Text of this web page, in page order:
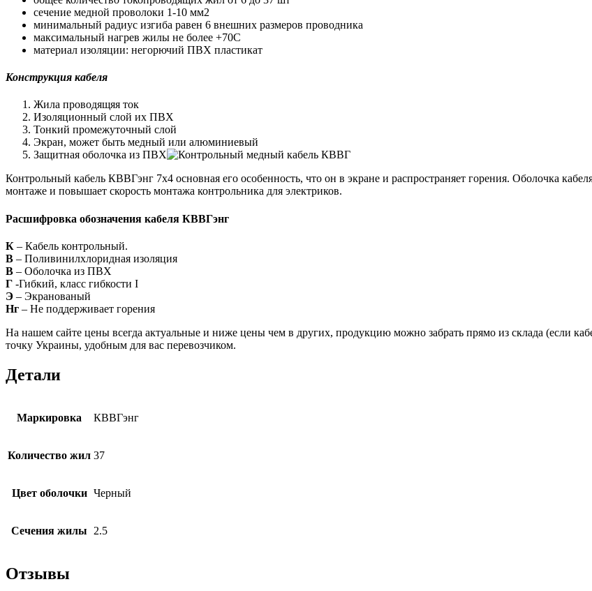
сечение медной проволоки 1-10 мм2
минимальный радиус изгиба равен 6 внешних размеров проводника
максимальный нагрев жилы не более +70С
материал изоляции: негорючий ПВХ пластикат
Конструкция кабеля
Жила проводящяя ток
Изоляционный слой их ПВХ
Тонкий промежуточный слой
Экран, может быть медный или алюминиевый
Защитная оболочка из ПВХ
Контрольный кабель КВВГэнг 7х4 основная его особенность, что он в экране и распространяет горения. Оболочка
монтаже и повышает скорость монтажа контрольника для электриков.
Расшифровка обозначения кабеля КВВГэнг
К – Кабель контрольный.
В – Поливинилхлоридная изоляция
В – Оболочка из ПВХ
Г -Гибкий, класс гибкости I
Э – Экранованый
Нг – Не поддерживает горения
На нашем сайте цены всегда актуальные и ниже цены чем в других, продукцию можно забрать прямо из склада (если
точку Украины, удобным для вас перевозчиком.
Детали
Маркировка КВВГэнг
Количество жил 37
Цвет оболочки Черный
Сечения жилы 2.5
Отзывы